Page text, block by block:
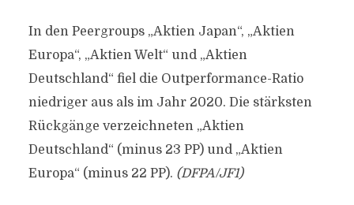
In den Peergroups „Aktien Japan“, „Aktien
Europa“, „Aktien Welt“ und „Aktien
Deutschland“ fiel die Outperformance-Ratio
niedriger aus als im Jahr 2020. Die stärksten
Rückgänge verzeichneten „Aktien
Deutschland“ (minus 23 PP) und „Aktien
Europa“ (minus 22 PP). (DFPA/JF1)